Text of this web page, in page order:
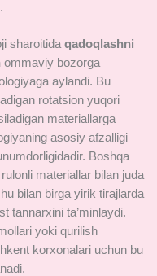
sharoitida qadoqlashni
ommaviy bozorga
aylandi. Bu
rotatsion yuqori
materiallarga
asosiy afzalligi
Boshqa
materiallar bilan juda
bilan birga yirik tirajlarda
tannarxini ta’minlaydi.
yoki qurilish
korxonalari uchun bu